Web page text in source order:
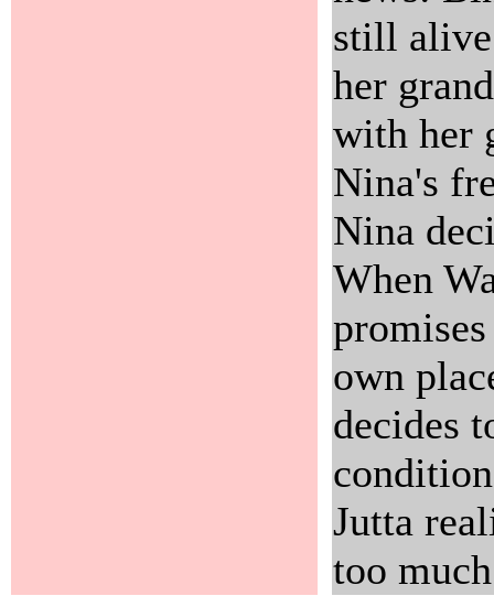
still
her
with her
Nina's
Nina
When
own
decides
Jutta
too